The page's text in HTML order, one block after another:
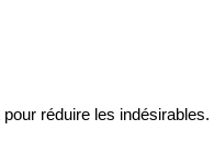
réduire les indésirables.